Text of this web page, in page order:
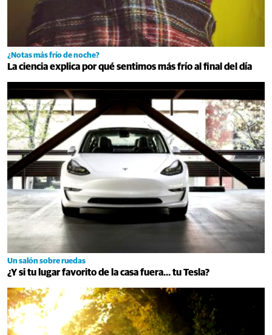
¿Notas más frío de noche?
La ciencia explica por qué sentimos más frío al final del día
Un salón sobre ruedas
¿Y si tu lugar favorito de la casa fuera… tu Tesla?